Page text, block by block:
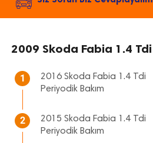
2009 Skoda Fabia 1.4 Tdi
1
2016 Skoda Fabia 1.4 Tdi
Periyodik Bakım
2
2015 Skoda Fabia 1.4 Tdi
Periyodik Bakım